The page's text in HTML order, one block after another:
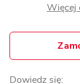
Więcej
Dowiedz się: